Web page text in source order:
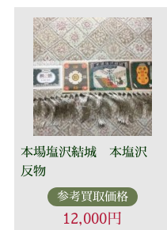
本場塩沢結城 本塩沢
反物
参考買取価格
12,000円